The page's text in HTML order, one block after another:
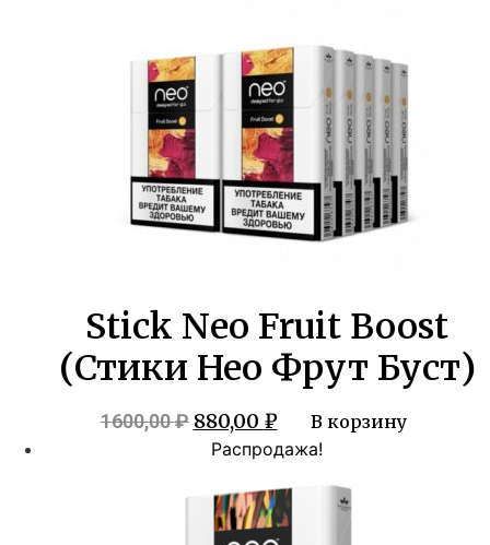
Stick Neo Fruit Boost
(Стики Нео Фрут Буст)
1600,00₽ Первоначальная
цена
1600,00 ₽.
880,00 ₽Текущая
цена:
880,00 ₽.
В корзину
Распродажа!